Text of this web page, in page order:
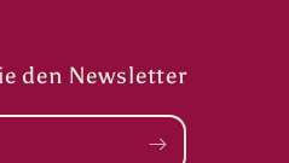
den Newsletter